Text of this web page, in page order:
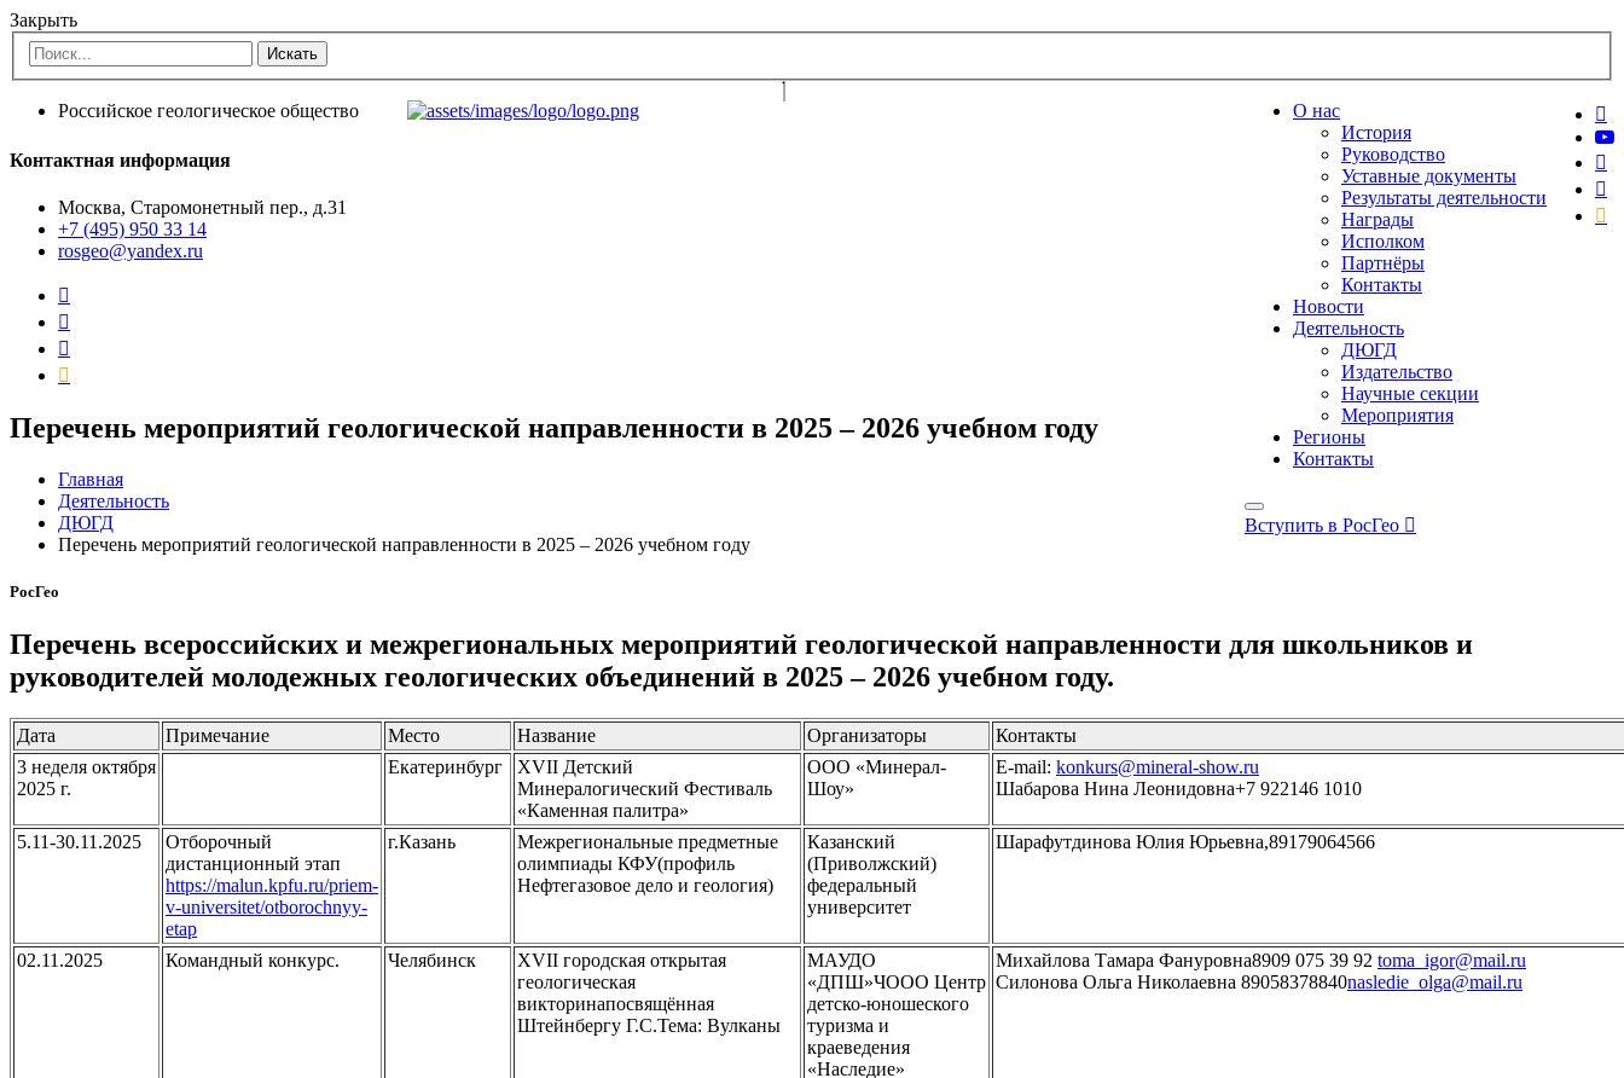
Закрыть
Российское геологическое общество
О нас
История
Руководство
Уставные документы
Результаты деятельности
Награды
Исполком
Партнёры
Контакты
Новости
Деятельность
ДЮГД
Издательство
Научные секции
Мероприятия
Регионы
Контакты
Вступить в РосГео
Контактная информация
Москва, Старомонетный пер., д.31
+7 (495) 950 33 14
rosgeo@yandex.ru
Перечень мероприятий геологической направленности в 2025 – 2026 учебном году
Главная
Деятельность
ДЮГД
Перечень мероприятий геологической направленности в 2025 – 2026 учебном году
РосГео
Перечень всероссийских и межрегиональных мероприятий геологической направленности для школьников и
руководителей молодежных геологических объединений в 2025 – 2026 учебном году.
Дата Примечание Место Название Организаторы
Контакты
3 неделя октября
2025 г.
Екатеринбург
XVII Детский
Минералогический Фестиваль
«Каменная палитра»
ООО «Минерал-
Шоу»
E-mail: konkurs@mineral-show.ru
Шабарова Нина Леонидовна+7 922146 1010
5.11-30.11.2025
Отборочный
дистанционный этап
https://malun.kpfu.ru/priem-
v-universitet/otborochnyy-
etap
г.Казань
Межрегиональные предметные
олимпиады КФУ(профиль
Нефтегазовое дело и геология)
Казанский
(Приволжский)
федеральный
университет
Шарафутдинова Юлия Юрьевна,89179064566
02.11.2025 Командный конкурс. Челябинск
XVII городская открытая
геологическая
викторинапосвящённая
Штейнбергу Г.С.Тема: Вулканы
МАУДО
«ДПШ»ЧООО Центр
детско-юношеского
туризма и
краеведения
«Наследие»
Михайлова Тамара Фануровна8909 075 39 92 toma_igor@mail.ru
Силонова Ольга Николаевна 89058378840nasledie_olga@mail.ru